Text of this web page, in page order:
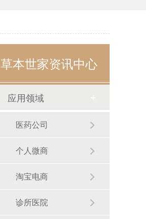
草本世家资讯中心
应用领域
医药公司
个人微商
淘宝电商
诊所医院